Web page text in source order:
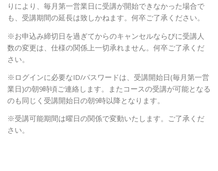
りにより、毎月第一営業日に受講が開始できなかった場合で
も、受講期間の延長は致しかねます。 何卒ご了承ください。
※お申込み締切日を過ぎてからのキャンセルならびに受講人
数の変更は、仕様の関係上一切承れません。何卒ご了承くだ
さい。
※ログインに必要なID/パスワードは、受講開始日(毎月第一営
業日)の朝9時頃ご連絡します。またコースの受講が可能となる
のも同じく受講開始日の朝9時以降となります。
※受講可能期間は曜日の関係で変動いたします。ご了承くだ
さい。